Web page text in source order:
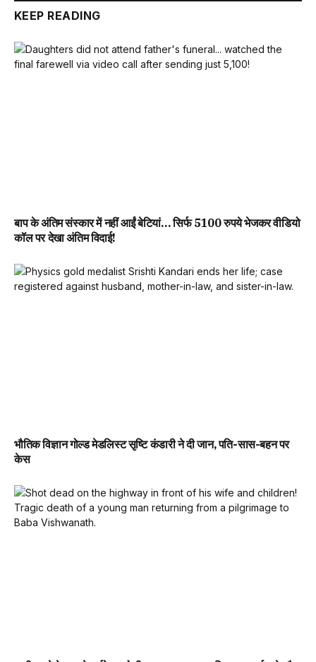
KEEP READING
बाप के अंतिम संस्कार में नहीं आईं बेटियां… सिर्फ 5100 रुपये भेजकर वीडियो
कॉल पर देखा अंतिम विदाई!
भौतिक विज्ञान गोल्ड मेडलिस्ट सृष्टि कंडारी ने दी जान, पति-सास-बहन पर
केस